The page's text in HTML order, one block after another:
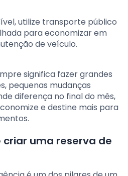
utilize transporte público
para economizar em
de veículo.
significa fazer grandes
pequenas mudanças
diferença no final do mês,
e destine mais para
uma reserva de